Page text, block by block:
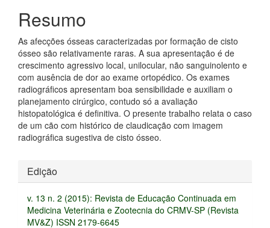
Resumo
As afecções ósseas caracterizadas por formação de cisto
ósseo são relativamente raras. A sua apresentação é de
crescimento agressivo local, unilocular, não sanguinolento e
com ausência de dor ao exame ortopédico. Os exames
radiográficos apresentam boa sensibilidade e auxiliam o
planejamento cirúrgico, contudo só a avaliação
histopatológica é definitiva. O presente trabalho relata o caso
de um cão com histórico de claudicação com imagem
radiográfica sugestiva de cisto ósseo.
Detalhes
do
artigo
Edição
v. 13 n. 2 (2015): Revista de Educação Continuada em
Medicina Veterinária e Zootecnia do CRMV-SP (Revista
MV&Z) ISSN 2179-6645